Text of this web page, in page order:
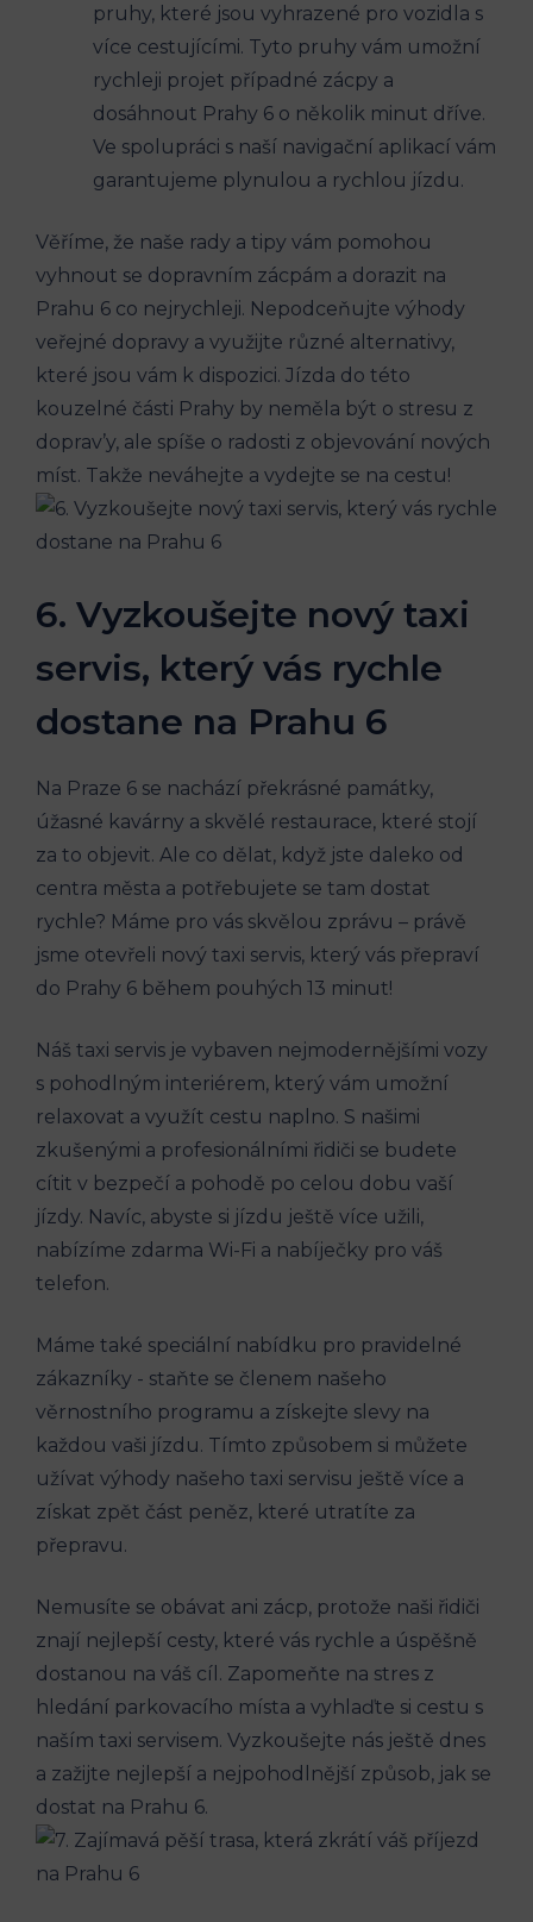
pruhy, které jsou⁢ vyhrazené pro ⁣vozidla s
více ⁣cestujícími. Tyto⁤ pruhy vám ‌umožní
rychleji projet případné zácpy a
dosáhnout Prahy 6 o⁢ několik minut​ dříve.
⁢Ve spolupráci​ s naší navigační aplikací vám
garantujeme plynulou a rychlou jízdu.
Věříme, že naše rady a tipy ⁢vám pomohou
vyhnout se dopravním zácpám a dorazit na
Prahu⁣ 6 co​ nejrychleji. Nepodceňujte výhody ​
veřejné dopravy a využijte různé ‌alternativy,
které jsou vám k dispozici. Jízda do této
kouzelné části Prahy by neměla ⁣být⁣ o stresu ​z
doprav’y,‍ ale spíše o radosti⁢ z objevování ‍nových
míst. Takže ⁢neváhejte a ‍vydejte se na cestu!
6. Vyzkoušejte ⁢nový taxi
servis, ⁢který vás rychle
⁣dostane na​ Prahu 6
Na ‌Praze 6 se ​nachází překrásné památky,
úžasné kavárny​ a skvělé restaurace, které stojí
za to objevit. Ale co dělat, když jste daleko od
centra města a potřebujete ‍se tam dostat
rychle? Máme pro vás‍ skvělou ⁢zprávu – právě
‌jsme ⁤otevřeli nový taxi servis, který ⁣vás přepraví
do Prahy 6 ​během pouhých‍ 13 minut!
Náš taxi servis je vybaven nejmodernějšími vozy
s pohodlným⁢ interiérem, ‌který vám⁢ umožní
relaxovat a ​využít ⁣cestu naplno. S našimi ​
zkušenými a profesionálními řidiči ⁤se budete
cítit v bezpečí a pohodě po celou dobu vaší
jízdy. Navíc, ⁣abyste si jízdu ⁤ještě více užili,
nabízíme zdarma​ Wi-Fi a nabíječky pro váš
telefon.
Máme také speciální ⁢nabídku pro ‌pravidelné
‍zákazníky -​ staňte se ⁢členem našeho
⁤věrnostního‍ programu a⁢ získejte slevy na
každou⁤ vaši jízdu. Tímto způsobem si můžete
užívat výhody našeho taxi servisu ještě více a ​
získat ‍zpět část peněz,⁢ které utratíte za
přepravu.
Nemusíte se obávat ani zácp, protože naši řidiči
znají ⁤nejlepší cesty,​ které‌ vás⁣ rychle a⁢ úspěšně
dostanou na váš cíl. Zapomeňte na stres ⁤z
hledání parkovacího místa a vyhlaďte si cestu⁢ s
naším taxi servisem. Vyzkoušejte​ nás ‌ještě dnes
a ⁣zažijte nejlepší ⁣a ⁣nejpohodlnější způsob, jak se
dostat na Prahu 6.